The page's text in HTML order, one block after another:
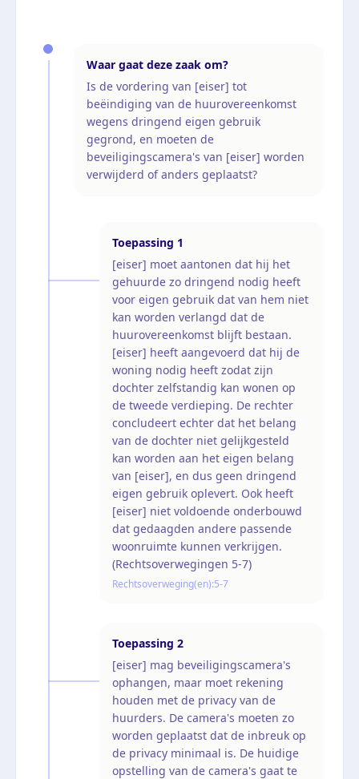
Waar gaat deze zaak om?
Is de vordering van [eiser] tot
beëindiging van de huurovereenkomst
wegens dringend eigen gebruik
gegrond, en moeten de
beveiligingscamera's van [eiser] worden
verwijderd of anders geplaatst?
Toepassing 1
[eiser] moet aantonen dat hij het
gehuurde zo dringend nodig heeft
voor eigen gebruik dat van hem niet
kan worden verlangd dat de
huurovereenkomst blijft bestaan.
[eiser] heeft aangevoerd dat hij de
woning nodig heeft zodat zijn
dochter zelfstandig kan wonen op
de tweede verdieping. De rechter
concludeert echter dat het belang
van de dochter niet gelijkgesteld
kan worden aan het eigen belang
van [eiser], en dus geen dringend
eigen gebruik oplevert. Ook heeft
[eiser] niet voldoende onderbouwd
dat gedaagden andere passende
woonruimte kunnen verkrijgen.
(Rechtsoverwegingen 5-7)
Rechtsoverweging(en):5-7
Toepassing 2
[eiser] mag beveiligingscamera's
ophangen, maar moet rekening
houden met de privacy van de
huurders. De camera's moeten zo
worden geplaatst dat de inbreuk op
de privacy minimaal is. De huidige
opstelling van de camera's gaat te